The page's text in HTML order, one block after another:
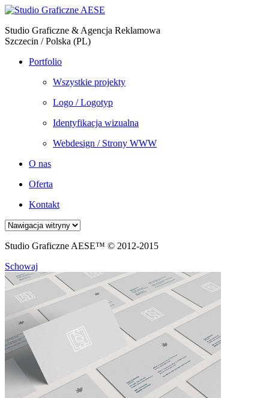
Studio Graficzne & Agencja Reklamowa
Szczecin / Polska (PL)
Portfolio
Wszystkie projekty
Logo / Logotyp
Identyfikacja wizualna
Webdesign / Strony WWW
O nas
Oferta
Kontakt
Studio Graficzne AESE™ © 2012-2015
Schowaj